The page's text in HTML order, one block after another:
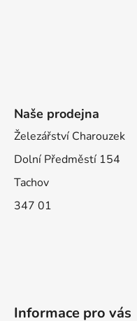
Naše prodejna
Železářství Charouzek
Dolní Předměstí 154
Tachov
347 01
Informace pro vás